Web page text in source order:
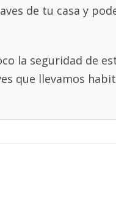
de tu casa y
la seguridad de
que llevamos